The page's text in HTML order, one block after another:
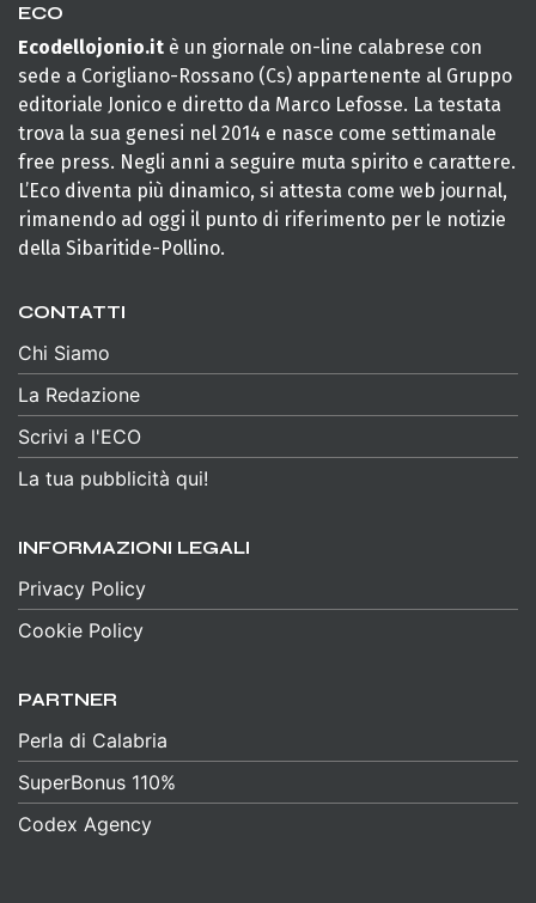
ECO
Ecodellojonio.it è un giornale on-line calabrese con
sede a Corigliano-Rossano (Cs) appartenente al Gruppo
editoriale Jonico e diretto da Marco Lefosse. La testata
trova la sua genesi nel 2014 e nasce come settimanale
free press. Negli anni a seguire muta spirito e carattere.
L’Eco diventa più dinamico, si attesta come web journal,
rimanendo ad oggi il punto di riferimento per le notizie
della Sibaritide-Pollino.
CONTATTI
Chi Siamo
La Redazione
Scrivi a l'ECO
La tua pubblicità qui!
INFORMAZIONI LEGALI
Privacy Policy
Cookie Policy
PARTNER
Perla di Calabria
SuperBonus 110%
Codex Agency